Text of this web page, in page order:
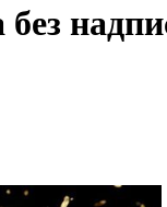
без